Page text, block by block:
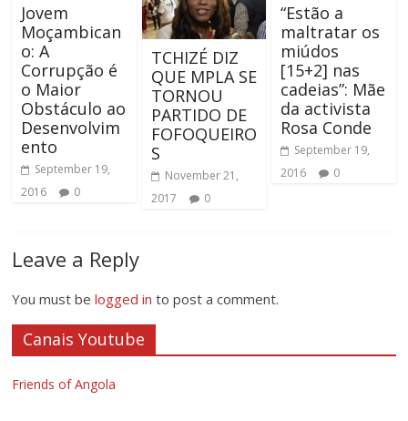
Jovem
Moçambican
o: A
Corrupção é
o Maior
Obstáculo ao
Desenvolvim
ento
September 19,
2016
0
TCHIZÉ DIZ
QUE MPLA SE
TORNOU
PARTIDO DE
FOFOQUEIRO
S
November 21,
2017
0
“Estão a
maltratar os
miúdos
[15+2] nas
cadeias”: Mãe
da activista
Rosa Conde
September 19,
2016
0
Leave a Reply
You must belogged in to post a comment.
Canais Youtube
Friends of Angola